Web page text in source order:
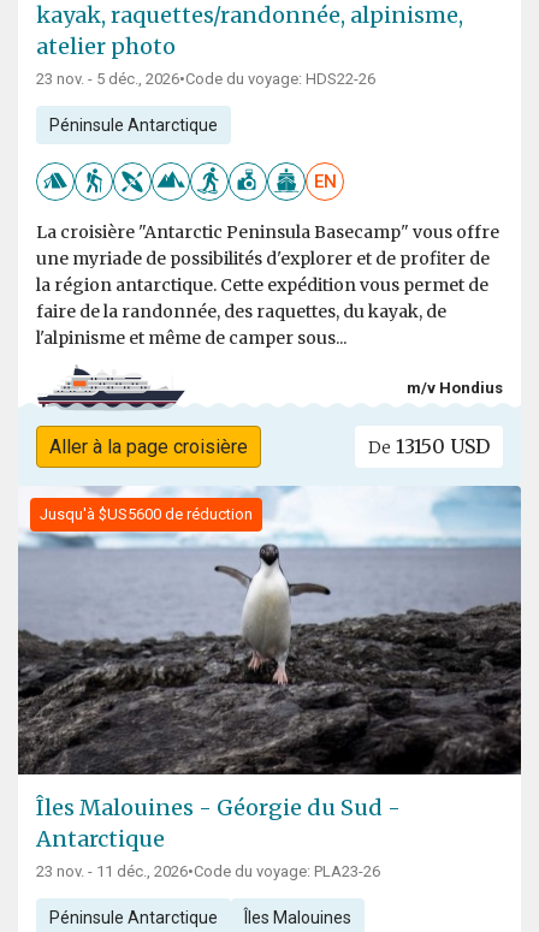
kayak, raquettes/randonnée, alpinisme,
atelier photo
23 nov. - 5 déc., 2026•Code du voyage: HDS22-26
Péninsule Antarctique
EN
La croisière "Antarctic Peninsula Basecamp" vous offre
une myriade de possibilités d'explorer et de profiter de
la région antarctique. Cette expédition vous permet de
faire de la randonnée, des raquettes, du kayak, de
l'alpinisme et même de camper sous...
m/v Hondius
Aller à la page croisière De 13150 USD
Jusqu'à $US5600 de réduction
Îles Malouines - Géorgie du Sud -
Antarctique
23 nov. - 11 déc., 2026•Code du voyage: PLA23-26
Péninsule Antarctique Îles Malouines